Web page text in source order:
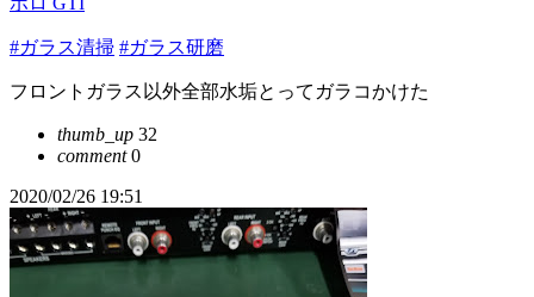
#ガラス清掃 #ガラス研磨
フロントガラス以外全部水垢とってガラコかけた
thumb_up 32
comment0
2020/02/26 19:51